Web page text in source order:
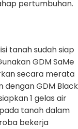
pertumbuhan.
tanah sudah siap
GDM SaMe
secara merata
dengan GDM Black
1 gelas air
tanah dalam
bekerja